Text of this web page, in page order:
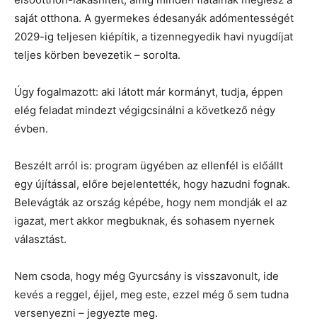
saját otthona. A gyermekes édesanyák adómentességét
2029-ig teljesen kiépítik, a tizennegyedik havi nyugdíjat
teljes körben bevezetik – sorolta.
Úgy fogalmazott: aki látott már kormányt, tudja, éppen
elég feladat mindezt végigcsinálni a következő négy
évben.
Beszélt arról is: program ügyében az ellenfél is előállt
egy újítással, előre bejelentették, hogy hazudni fognak.
Belevágták az ország képébe, hogy nem mondják el az
igazat, mert akkor megbuknak, és sohasem nyernek
választást.
Nem csoda, hogy még Gyurcsány is visszavonult, ide
kevés a reggel, éjjel, meg este, ezzel még ő sem tudna
versenyezni – jegyezte meg.